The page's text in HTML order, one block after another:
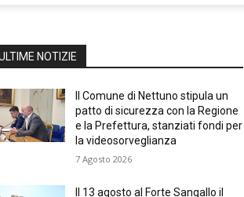
NOTIZIE
Il Comune di Nettuno stipula un
patto di sicurezza con la Regione
e la Prefettura, stanziati fondi per
la videosorveglianza
7 Agosto 2026
Il 13 agosto al Forte Sangallo il